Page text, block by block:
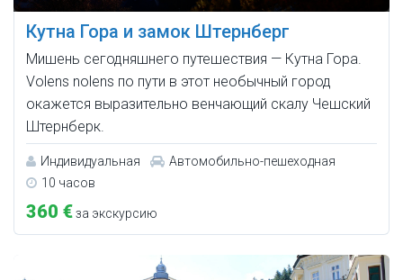
Кутна Гора и замок Штернберг
Мишень сегодняшнего путешествия — Кутна Гора.
Volens nolens по пути в этот необычный город
окажется выразительно венчающий скалу Чешский
Штернберк.
Индивидуальная
Автомобильно-пешеходная
10 часов
360 €за экскурсию